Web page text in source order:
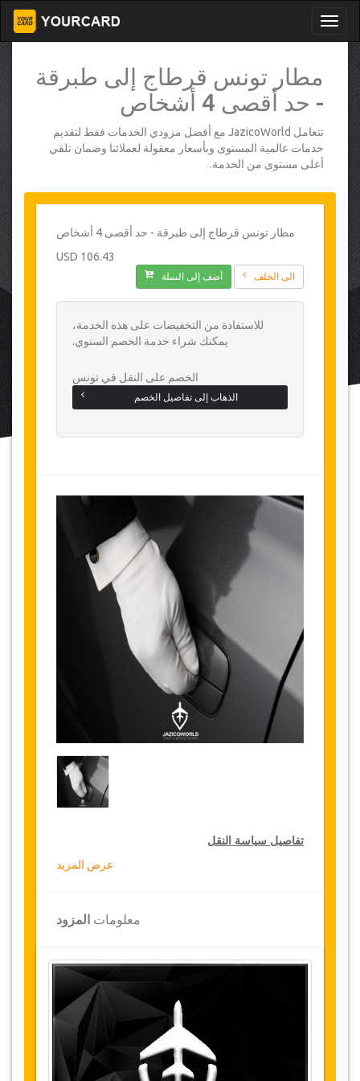
مطار تونس قرطاج إلى طبرقة
- حد أقصى 4 أشخاص
تتعامل JazicoWorld مع أفضل مزودي الخدمات فقط لتقديم
خدمات عالمية المستوى وبأسعار معقولة لعملائنا وضمان تلقي
أعلى مستوى من الخدمة.
مطار تونس قرطاج إلى طبرقة - حد أقصى 4 أشخاص
106.43 USD
الى الخلف أضف إلى السلة
للاستفادة من التخفيضات على هذه الخدمة،
يمكنك شراء خدمة الخصم السنوي.
الخصم على النقل في تونس
الذهاب إلى تفاصيل الخصم
تفاصيل سياسة النقل
على النقل في جميع أنحاء تونس ولمدة 12 شهرا،
للحصول على الخصم الخاص بك على النقل، انقر على
زر "الذهاب إلى تفاصيل الخصم" الموجود أعلاه.
التغييرات على الحجوزات قد تكون ممكنة إذا تم
الإشعار في الوقت المناسب. يرجى الاتصال بنا
للحصول على مزيد من المعلومات.
عرض المزيد
معلومات المزود